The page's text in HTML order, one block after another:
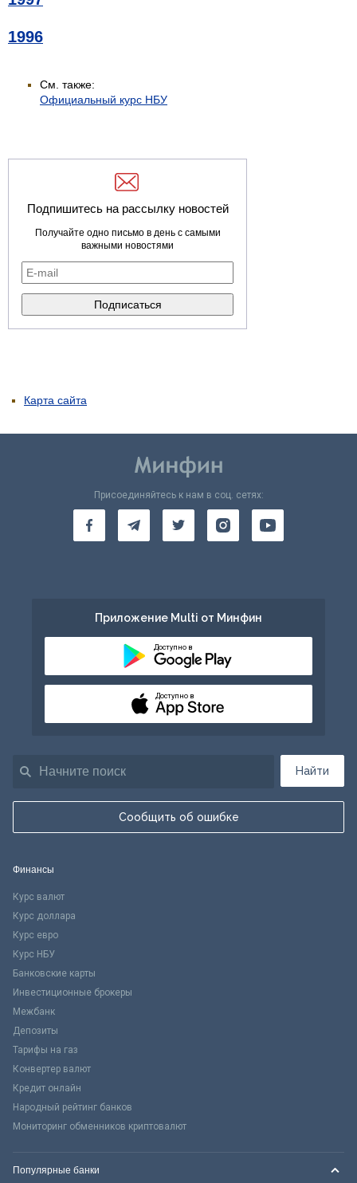
1996
См. также:
Официальный курс НБУ
Подпишитесь на рассылку новостей
Получайте одно письмо в день с самыми
важными новостями
Карта сайта
Найти
Сообщить об ошибке
Присоединяйтесь к нам в соц. сетях:
Приложение Multi от Минфин
Доступно в
Доступно в
Финансы
Курс валют
Курс доллара
Курс евро
Курс НБУ
Банковские карты
Инвестиционные брокеры
Межбанк
Депозиты
Тарифы на газ
Конвертер валют
Кредит онлайн
Народный рейтинг банков
Мониторинг обменников криптовалют
Популярные банки